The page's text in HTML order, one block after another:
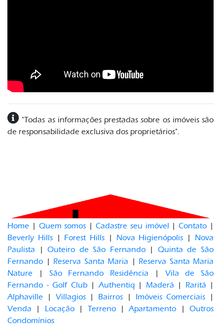
"Todas as informações prestadas sobre os imóveis são
de responsabilidade exclusiva dos proprietários".
Home | Quem somos |Cadastre seu imóvel |Contato |
Beverly Hills| Forest Hills | Nova Higienópolis | Nova
Paulista |Outeiro de São Fernando| Quinta de São
Fernando | Reserva Santa Maria | Reserva Santa Maria
Nature | São Fernando Residência | Vila de São
Fernando - Golf Club|Authentiq| Maderá | Raritá |
Alphaville | Villagios| Bairros | Imóveis Comerciais |
Venda | Locação| Terreno|Apartamento | Outros
Condomínios